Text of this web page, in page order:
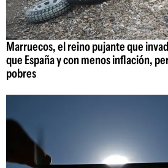
Marruecos, el reino pujante que
que España y con menos inflación,
pobres